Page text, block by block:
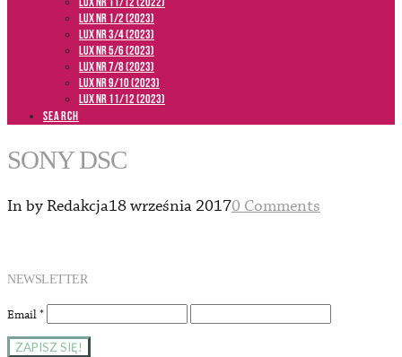
LUX NR 1/2 (2023)
LUX NR 3/4 (2023)
LUX NR 5/6 (2023)
LUX NR 7/8 (2023)
LUX NR 9/10 (2023)
LUX NR 11/12 (2023)
SEARCH
SONY DSC
In by Redakcja18 września 20170 Comments
NEWSLETTER
Email*